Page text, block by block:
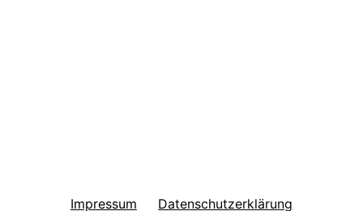
Impressum Datenschutzerklärung